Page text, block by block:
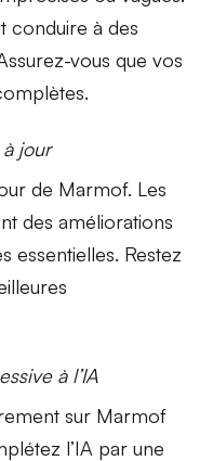
conduire à des
vous que vos
jour
de Marmof. Les
desaméliorations
essentielles. Restez
à l’IA
sur Marmof
l’IA par une